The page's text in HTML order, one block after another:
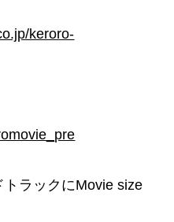
keroro-
トラックにMovie size